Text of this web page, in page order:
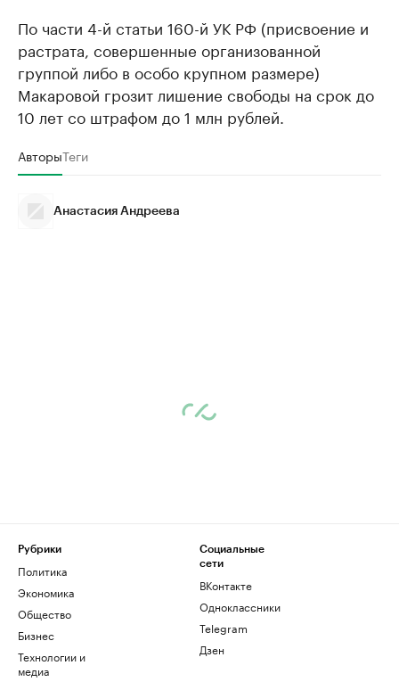
По части 4-й статьи 160-й УК РФ (присвоение и
растрата, совершенные организованной
группой либо в особо крупном размере)
Макаровой грозит лишение свободы на срок до
10 лет со штрафом до 1 млн рублей.
АвторыТеги
Анастасия Андреева
Рубрики
Политика
Экономика
Общество
Бизнес
Технологии и
медиа
Социальные
сети
ВКонтакте
Одноклассники
Telegram
Дзен